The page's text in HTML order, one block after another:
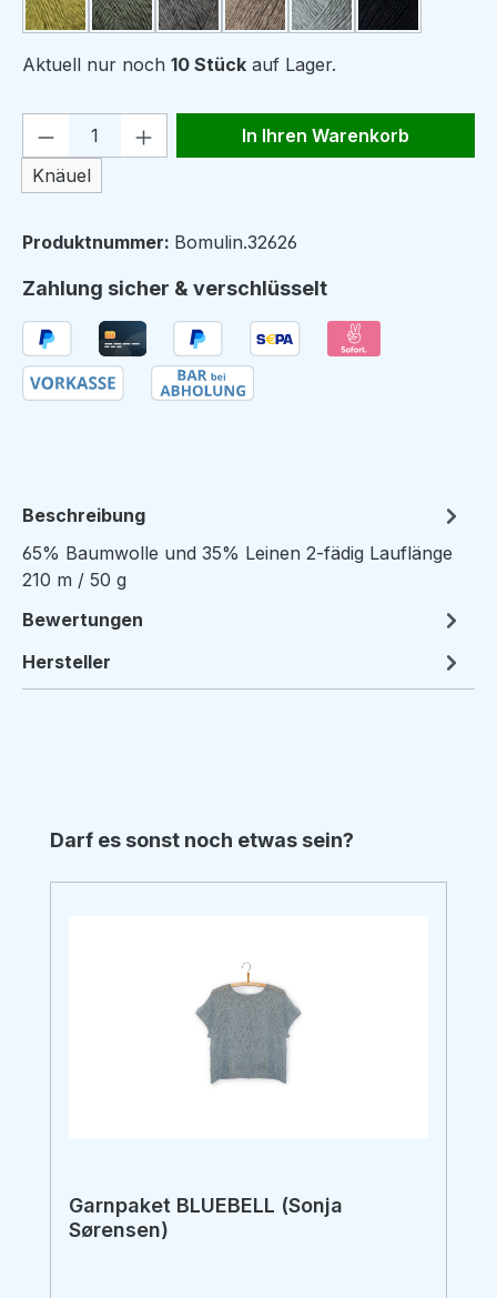
40 gelbgrün43 grün23 graugrün13 braun46 grau 30 schwarz
Aktuell nur noch 10 Stück auf Lager.
Produkt Anzahl: Gib den
Knäuel
In Ihren Warenkorb
Produktnummer: Bomulin.32626
Zahlung sicher & verschlüsselt
Beschreibung
65% Baumwolle und 35% Leinen 2-fädig Lauflänge
210 m / 50 g
Bewertungen
Hersteller
Produktgalerie überspringen
Darf es sonst noch etwas sein?
Garnpaket BLUEBELL (Sonja
Sørensen)